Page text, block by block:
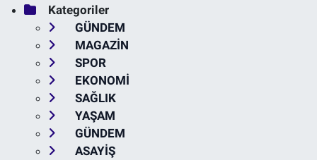
Kategoriler
GÜNDEM
MAGAZİN
SPOR
EKONOMİ
SAĞLIK
YAŞAM
GÜNDEM
ASAYİŞ